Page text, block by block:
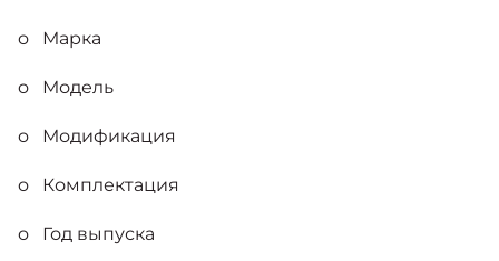
o Марка
o Модель
o Модификация
o Комплектация
o Год выпуска